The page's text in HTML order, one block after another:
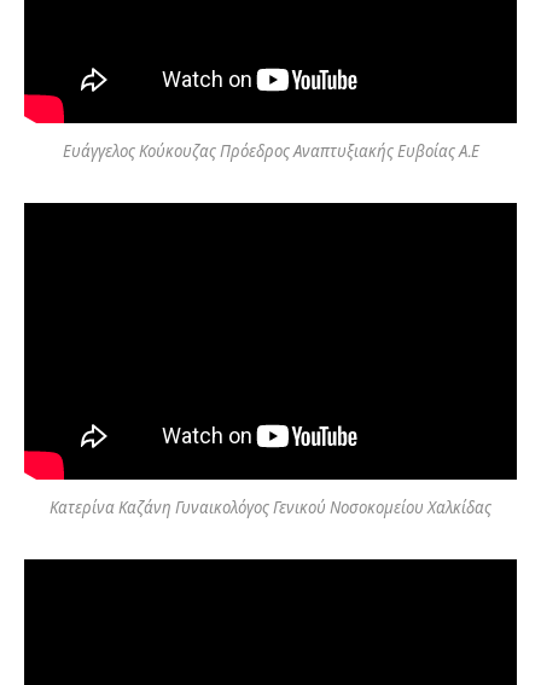
Ευάγγελος Κούκουζας Πρόεδρος Αναπτυξιακής Ευβοίας Α.Ε
Κατερίνα Καζάνη Γυναικολόγος Γενικού Νοσοκομείου Χαλκίδας